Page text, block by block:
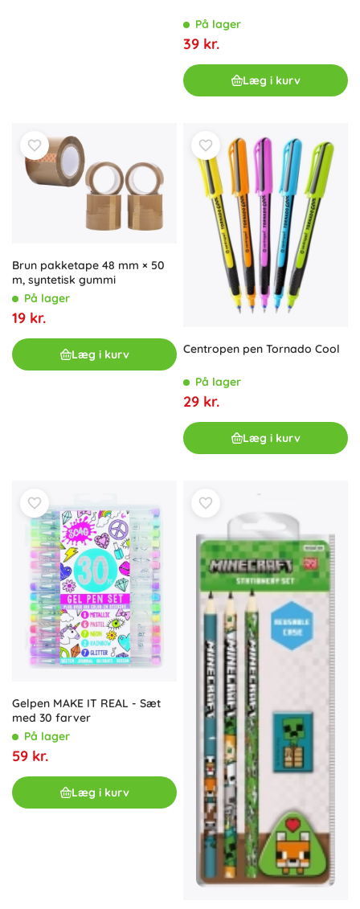
På lager
39 kr.
Læg i kurv
Brun pakketape 48 mm × 50
m, syntetisk gummi
På lager
19 kr.
Læg i kurv Centropen pen Tornado Cool
På lager
29 kr.
Læg i kurv
Gelpen MAKE IT REAL - Sæt
med 30 farver
På lager
59 kr.
Læg i kurv